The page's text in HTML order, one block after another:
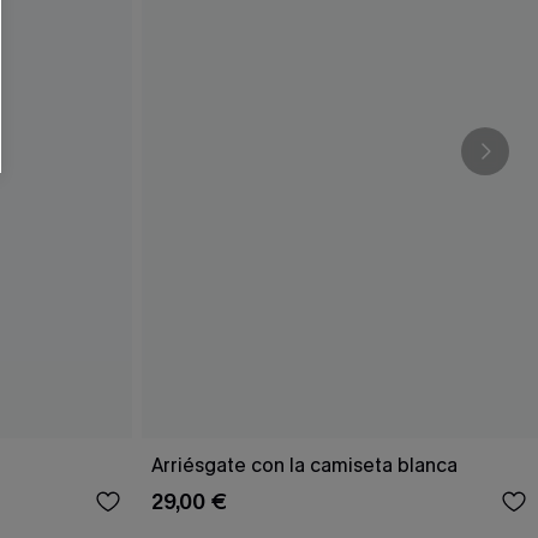
Arriésgate con la camiseta blanca
29,00 €
formulario, usted acepta nuestros
de Cupshe en cualquier momento del
y ofertas adaptados a su perfil.